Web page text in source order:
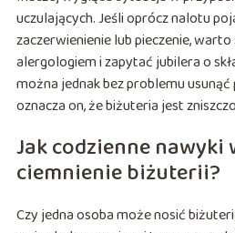
uczulających. Jeśli oprócz nalotu
zaczerwienienie lub pieczenie,
alergologiem i zapytać jubilera o
można jednak bez problemu usunąć
oznacza on, że biżuteria jest
Jak codzienne nawyki
ciemnienie biżuterii?
Czy jedna osoba może nosić